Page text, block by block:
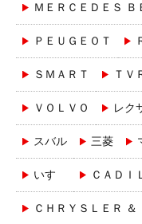
ＭＥＲＣＥＤＥＳ Ｂ
ＰＥＵＧＥＯＴ
ＳＭＡＲＴ ＴＶ
ＶＯＬＶＯ レク
スバル 三菱
いすゞ ＣＡＤＩ
ＣＨＲＹＳＬＥＲ ＆